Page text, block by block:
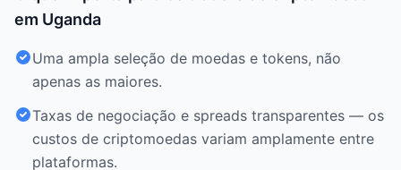
em Uganda
Uma ampla seleção de moedas e tokens, não
apenas as maiores.
Taxas de negociação e spreads transparentes — os
custos de criptomoedas variam amplamente entre
plataformas.